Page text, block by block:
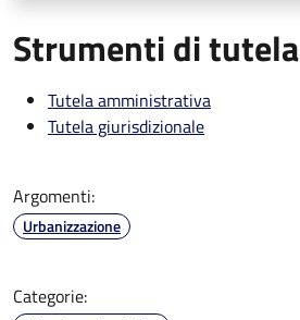
Strumenti di tutela
Tutela amministrativa
Tutela giurisdizionale
Argomenti:
Urbanizzazione
Categorie: